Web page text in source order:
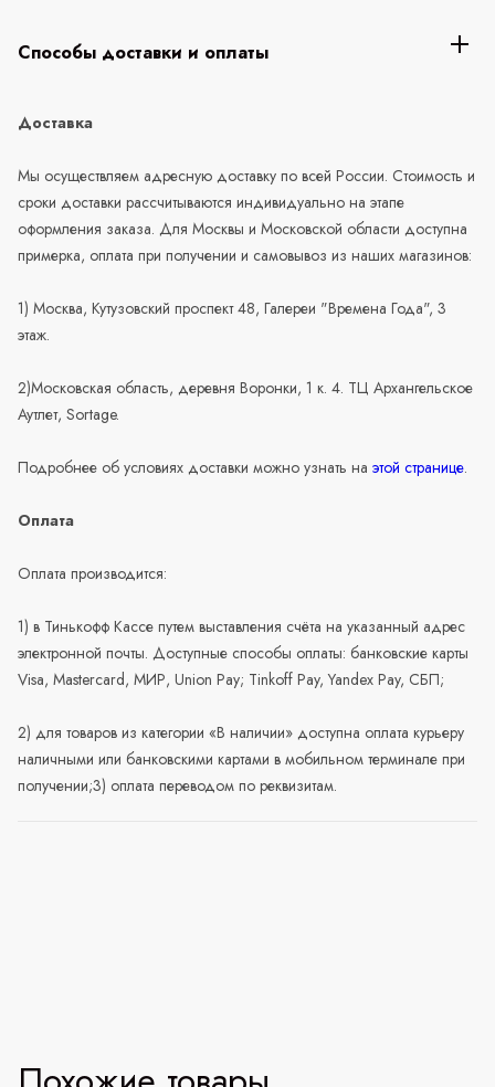
Способы доставки и оплаты
Доставка
Мы осуществляем адресную доставку по всей России. Стоимость и
сроки доставки рассчитываются индивидуально на этапе
оформления заказа. Для Москвы и Московской области доступна
примерка, оплата при получении и самовывоз из наших магазинов:
1) Москва, Кутузовский проспект 48, Галереи "Времена Года", 3
этаж.
2)Московская область, деревня Воронки, 1 к. 4. ТЦ Архангельское
Аутлет, Sortage.
Подробнее об условиях доставки можно узнать на этой странице.
Оплата
Оплата производится:
1) в Тинькофф Кассе путем выставления счёта на указанный адрес
электронной почты. Доступные способы оплаты: банковские карты
Visa, Mastercard, МИР, Union Pay; Tinkoff Pay, Yandex Pay, СБП;
2) для товаров из категории «В наличии» доступна оплата курьеру
наличными или банковскими картами в мобильном терминале при
получении;3) оплата переводом по реквизитам.